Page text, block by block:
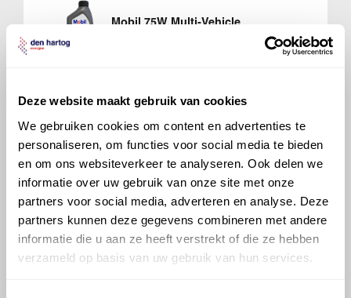
Deze website maakt gebruik van cookies
We gebruiken cookies om content en advertenties te
personaliseren, om functies voor social media te bieden
en om ons websiteverkeer te analyseren. Ook delen we
informatie over uw gebruik van onze site met onze
partners voor social media, adverteren en analyse. Deze
partners kunnen deze gegevens combineren met andere
informatie die u aan ze heeft verstrekt of die ze hebben
verzameld op basis van uw gebruik van hun services.
Mobil 75W Multi-Vehicle
Ververs elke 45000 km/ 36 maanden
Mobil 75W Multi-Vehicle
Ververs elke 30000 km/ 24 maanden
700 Sintofluid FE 75W